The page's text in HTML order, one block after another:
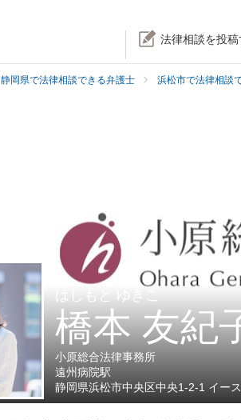
法律相談を投稿
静岡県で法律相談できる弁護士 浜松市で法律相談
はしもと ゆきこ
橋本 友紀
小原総合法律事務所
遠州病院駅
静岡県浜松市中央区中央1-2-1 イー